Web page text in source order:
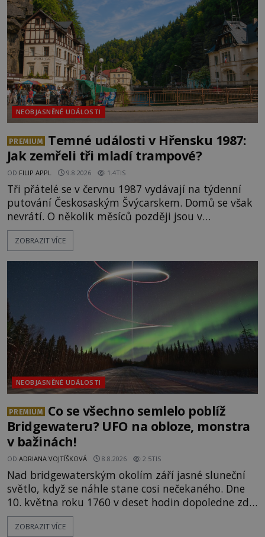
NEOBJASNĚNÉ UDÁLOSTI
PREMIUM
Temné události v Hřensku 1987:
Jak zemřeli tři mladí trampové?
OD FILIP APPL 9.8.2026 1.4TIS
Tři přátelé se v červnu 1987 vydávají na týdenní
putování Českosaským Švýcarskem. Domů se však
nevrátí. O několik měsíců později jsou v
nepřístupných skalách u Hřenska nalezeny jejich
kostry – a s nimi stopy, které se jen obtížně slučují
přírodní živel, neznámý útočník, nebo někdo, koho
tehdejší režim nechtěl odhalit? [gallery
ids="171131,171132,1711
ZOBRAZIT VÍCE
NEOBJASNĚNÉ UDÁLOSTI
PREMIUM
Co se všechno semlelo poblíž
Bridgewateru? UFO na obloze, monstra
v bažinách!
OD ADRIANA VOJTÍŠKOVÁ 8.8.2026 2.5TIS
Nad bridgewaterským okolím září jasné sluneční
světlo, když se náhle stane cosi nečekaného. Dne
10. května roku 1760 v deset hodin dopoledne zde
dojde k vůbec prvnímu historicky doloženému
přeletu UFO. Podle záznamů vyzařuje takové
ZOBRAZIT VÍCE